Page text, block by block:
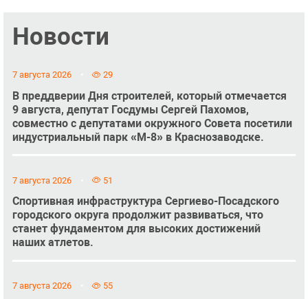
Новости
7 августа 2026 29
В преддверии Дня строителей, который отмечается
9 августа, депутат Госдумы Сергей Пахомов,
совместно с депутатами окружного Совета посетили
индустриальный парк «М-8» в Краснозаводске.
7 августа 2026 51
Спортивная инфраструктура Сергиево-Посадского
городского округа продолжит развиваться, что
станет фундаментом для высоких достижений
наших атлетов.
7 августа 2026 55